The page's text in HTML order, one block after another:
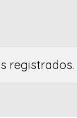
registrados.